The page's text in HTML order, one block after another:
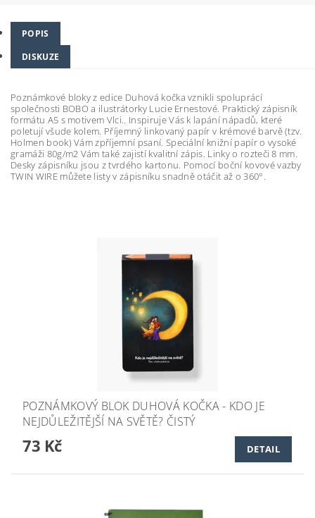
POPIS
DISKUZE
Poznámkové bloky z edice Duhová kočka vznikli spoluprácí
společnosti BOBO a ilustrátorky Lucie Ernestové. Praktický zápisník
formátu A5 s motivem Vlci.
. Inspiruje Vás k lapání nápadů, které
poletují všude kolem. Příjemný linkovaný papír v krémové barvě (tzv.
Holmen book) Vám zpříjemní psaní. Speciální knižní papír o vysoké
gramáži 80g/m2 Vám také zajistí kvalitní zápis. Linky o rozteči 8 mm.
Desky zápisníku jsou z tvrdého kartonu. Pomocí boční kovové vazby
TWIN WIRE můžete listy v zápisníku snadně otáčit až o 360°.
POZNÁMKOVÝ BLOK DUHOVÁ KOČKA - KDO JE
NEJDŮLEŽITĚJŠÍ NA SVĚTĚ? ČISTÝ
73 Kč DETAIL